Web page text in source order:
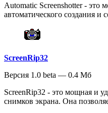
Automatic Screenshotter - это
автоматического создания и
ScreenRip32
Версия 1.0 beta — 0.4 Мб
ScreenRip32 - это мощная и
снимков экрана. Она